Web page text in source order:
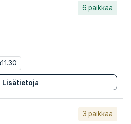
11.30
6 paikkaa
Lisätietoja
3 paikkaa